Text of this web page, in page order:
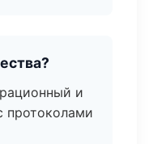
и
протоколами